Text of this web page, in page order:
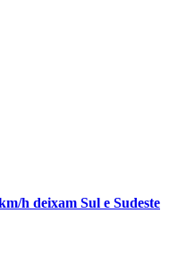
h deixam Sul e Sudeste